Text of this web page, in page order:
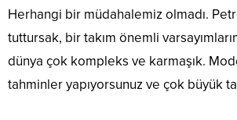
Herhangi bir müdahalemiz olmadı.
tuttursak, bir takım önemli
dünya çok kompleks ve karmaşık.
tahminler yapıyorsunuz ve çok büyük